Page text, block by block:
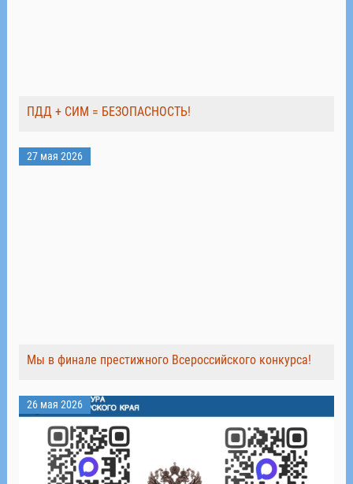
ПДД + СИМ = БЕЗОПАСНОСТЬ!
27 мая 2026
Мы в финале престижного Всероссийского конкурса!
26 мая 2026